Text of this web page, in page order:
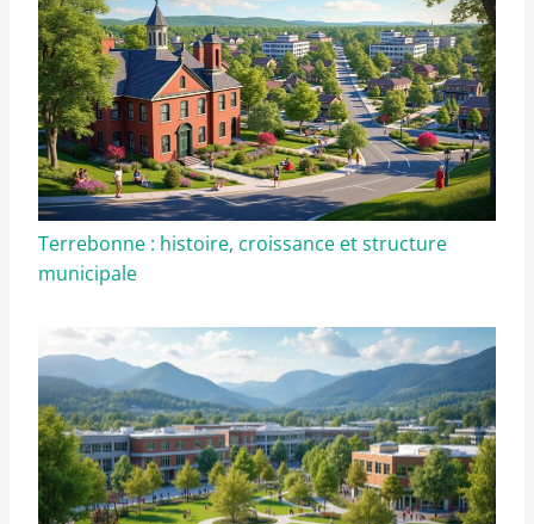
Terrebonne : histoire, croissance et structure
municipale